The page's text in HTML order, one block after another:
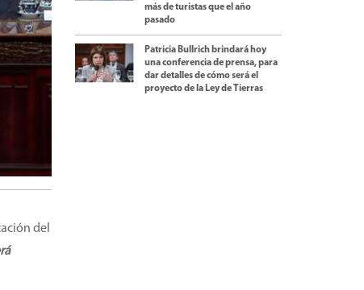
del
más de turistas que el año
pasado
Patricia Bullrich brindará hoy
una conferencia de prensa, para
dar detalles de cómo será el
proyecto de la Ley de Tierras